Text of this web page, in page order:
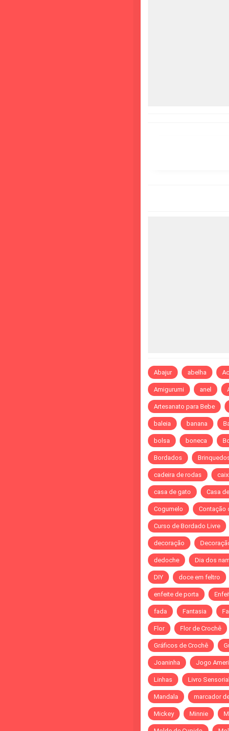
Abajur abelha
Amigurumi anel
Artesanato para Bebe
baleia banana
bolsa boneca
Bordados
cadeira de rodas
casa de gato Casa
Cogumelo Contação
Curso de Bordado Livre
decoração
dedoche Dia dos
DIY doce em feltro
enfeite de porta
fada Fantasia
Flor Flor de Crochê
Gráficos de Crochê
Joaninha Jogo
Linhas Livro Sensorial
Mandala marcador
Mickey Minnie